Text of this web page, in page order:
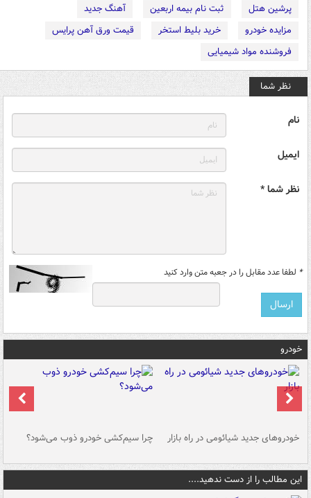
پرشین هتل
ثبت نام بیمه اربعین
آهنگ جدید
مزایده خودرو
خرید بلیط استخر
قیمت ورق آهن پرایس
فروشنده مواد شیمیایی
نظر شما
نام
ایمیل
نظر شما *
* لطفا عدد مقابل را در جعبه متن وارد کنید
خودرو
خودروهای جدید شیائومی در راه بازار چرا سیم‌کشی خودرو ذوب می‌شود؟
این مطالب را از دست ندهید....